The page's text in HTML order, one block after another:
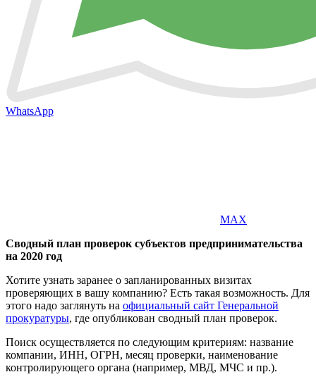
WhatsApp
MAX
Сводный план проверок субъектов предпринимательства
на 2020 год
Хотите узнать заранее о запланированных визитах
проверяющих в вашу компанию? Есть такая возможность. Для
этого надо заглянуть на официальный сайт Генеральной
прокуратуры, где опубликован сводный план проверок.
Поиск осуществляется по следующим критериям: название
компании, ИНН, ОГРН, месяц проверки, наименование
контролирующего органа (например, МВД, МЧС и пр.).